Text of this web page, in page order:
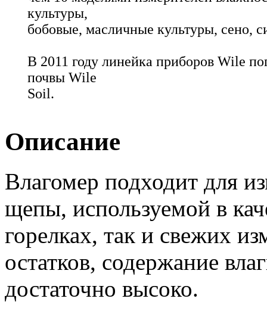
культуры,
бобовые, масличные культуры, сено,
В 2011 году линейка приборов Wile
почвы Wile
Soil.
Описание
Влагомер подходит для
щепы, используемой в
горелках, так и свежих
остатков, содержание
достаточно высоко.